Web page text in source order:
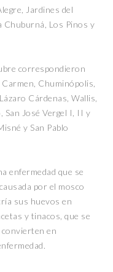
Jardines del
Chuburná, Los Pinos y
correspondieron
Chuminópolis,
Cárdenas, Wallis,
José Vergel I, II y
y San Pablo
enfermedad que se
por el mosco
sus huevos en
y tinacos, que se
convierten en